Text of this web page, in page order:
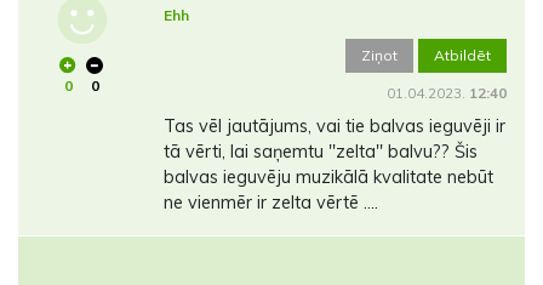
0 0
Ehh
Ziņot Atbildēt
01.04.2023. 12:40
Tas vēl jautājums, vai tie balvas ieguvēji ir
tā vērti, lai saņemtu ''zelta'' balvu?? Šis
balvas ieguvēju muzikālā kvalitate nebūt
ne vienmēr ir zelta vērtē ....